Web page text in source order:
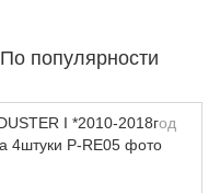
По популярности